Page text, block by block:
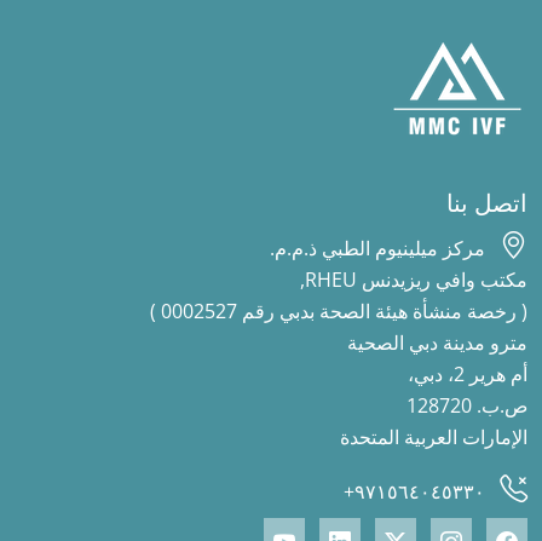
اتصل بنا
مركز ميلينيوم الطبي ذ.م.م.
مكتب وافي ريزيدنس RHEU,
( رخصة منشأة هيئة الصحة بدبي رقم 0002527 )
مترو مدينة دبي الصحية
أم هرير 2، دبي،
ص.ب. 128720
الإمارات العربية المتحدة
٩٧١٥٦٤٠٤٥٣٣٠+